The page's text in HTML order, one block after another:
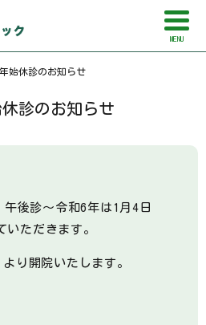
MENU
始休診のお知らせ
診のお知らせ
後診～令和6年は1月4日
いただきます。
り開院いたします。